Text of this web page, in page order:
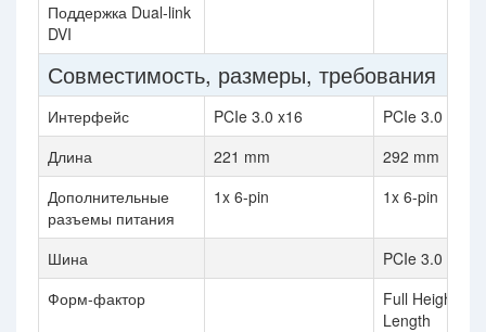
Поддержка Dual-link
DVI
Совместимость, размеры, требования
Интерфейс PCIe 3.0 x16
PCIe 3.0 x16
Длина
221 mm
292 mm
Дополнительные
разъемы питания
1x 6-pin 1x 6-pin
Шина
PCIe 3.0
Форм-фактор
Full Height /
Length